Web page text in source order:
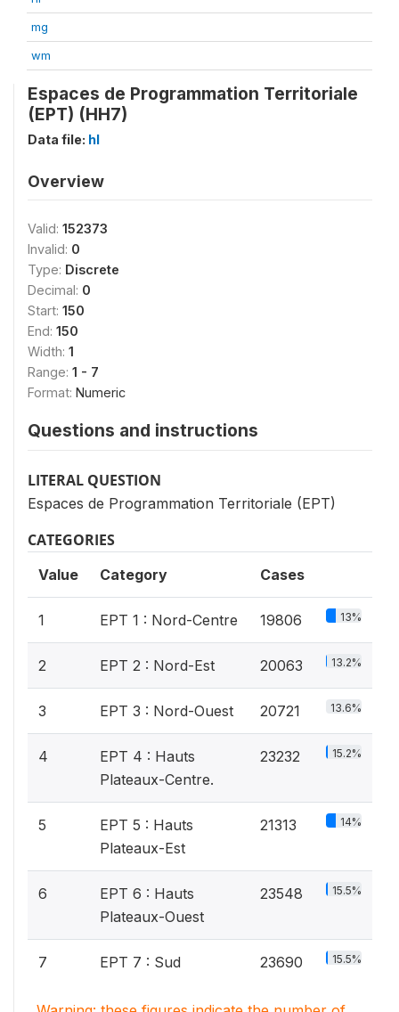
mg
wm
Espaces de Programmation Territoriale
(EPT) (HH7)
Data file: hl
Overview
Valid: 152373
Invalid: 0
Type: Discrete
Decimal: 0
Start: 150
End: 150
Width: 1
Range: 1 - 7
Format: Numeric
Questions and instructions
LITERAL QUESTION
Espaces de Programmation Territoriale (EPT)
CATEGORIES
Value Category Cases
1 EPT 1 : Nord-Centre 19806 13%
2 EPT 2 : Nord-Est 20063 13.2%
3 EPT 3 : Nord-Ouest 20721 13.6%
4
EPT 4 : Hauts
Plateaux-Centre.
23232 15.2%
5
EPT 5 : Hauts
Plateaux-Est
21313 14%
6
EPT 6 : Hauts
Plateaux-Ouest
23548 15.5%
7 EPT 7 : Sud 23690 15.5%